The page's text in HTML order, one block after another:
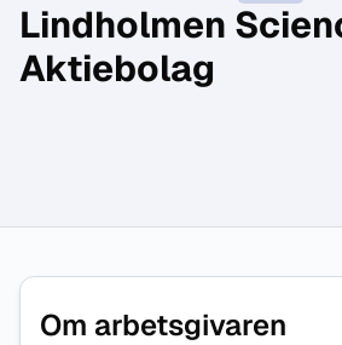
Lindholmen
Aktiebolag
Om arbetsgivaren